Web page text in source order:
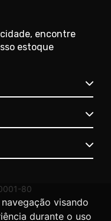
visando
durante o uso
encontre
estoque